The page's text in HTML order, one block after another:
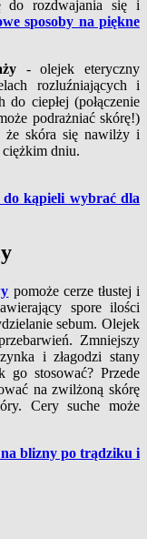
do rozdwajania się i
sposoby na piękne
- olejek eteryczny
rozluźniających i
ciepłej (połączenie
podrażniać skórę!)
że skóra się nawilży i
ciężkim dniu.
do kąpieli wybrać dla
pomoże cerze tłustej i
spore ilości
sebum. Olejek
Zmniejszy
i złagodzi stany
stosować? Przede
na zwilżoną skórę
Cery suche może
blizny po trądziku i